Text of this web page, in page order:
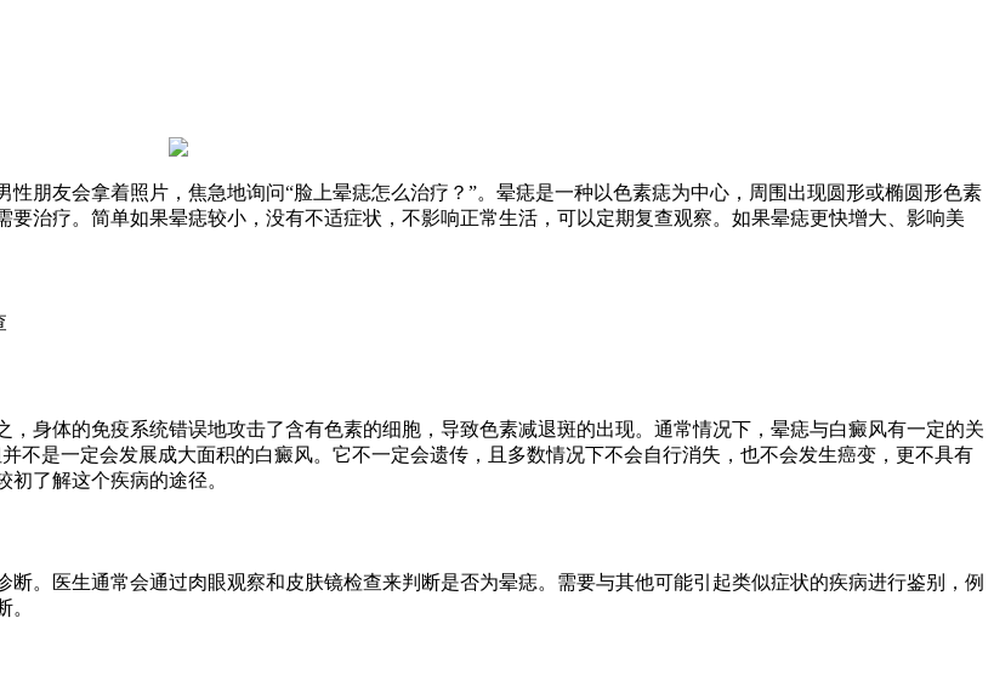
朋友会拿着照片，焦急地询问“脸上晕痣怎么治疗？”。晕痣是一种以色素痣为中心，周围出现圆形或椭圆形色素
治疗。简单如果晕痣较小，没有不适症状，不影响正常生活，可以定期复查观察。如果晕痣更快增大、影响美
身体的免疫系统错误地攻击了含有色素的细胞，导致色素减退斑的出现。通常情况下，晕痣与白癜风有一定的关
不是一定会发展成大面积的白癜风。它不一定会遗传，且多数情况下不会自行消失，也不会发生癌变，更不具有
了解这个疾病的途径。
。医生通常会通过肉眼观察和皮肤镜检查来判断是否为晕痣。需要与其他可能引起类似症状的疾病进行鉴别，例